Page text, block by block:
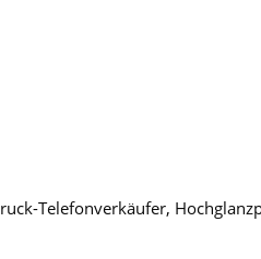
Telefonverkäufer,